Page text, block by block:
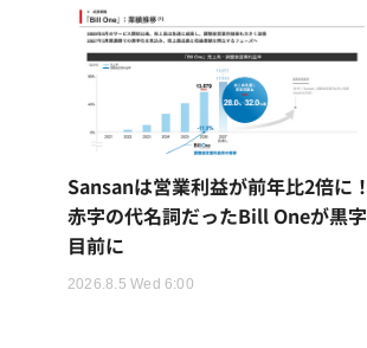
Sansanは営業利益が前年比2倍に！
赤字の代名詞だったBill Oneが黒字
目前に
2026.8.5 Wed 6:00